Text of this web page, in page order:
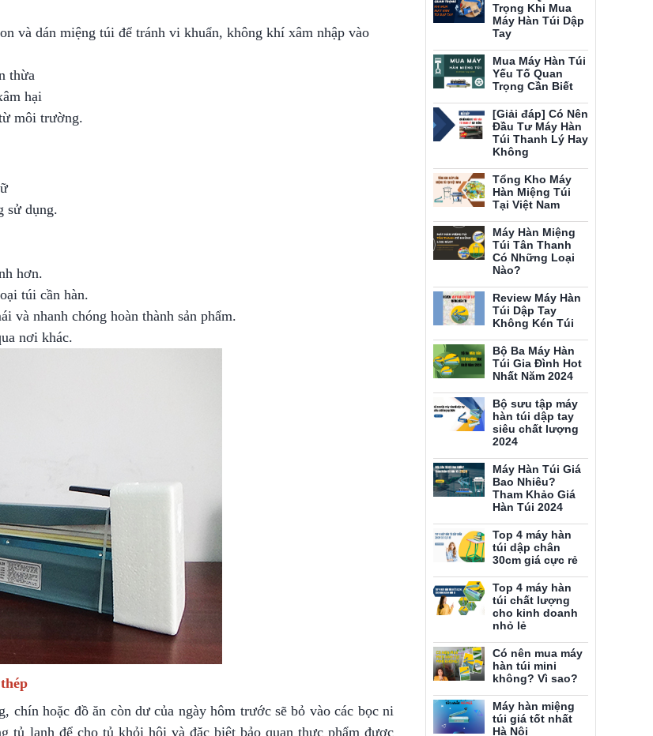
và dán miệng túi để tránh vi khuẩn, không khí xâm nhập vào
thừa
hại
môi trường.
sử dụng.
hơn.
túi cần hàn.
và nhanh chóng hoàn thành sản phẩm.
nơi khác.
chín hoặc đồ ăn còn dư của ngày hôm trước sẽ bỏ vào các bọc ni
tủ lạnh để cho tủ khỏi hôi và đặc biệt bảo quan thực phẩm được
Trọng Khi Mua
Máy Hàn Túi Dập
Tay
Mua Máy Hàn Túi
Yếu Tố Quan
Trọng Cần Biết
[Giải đáp] Có Nên
Đầu Tư Máy Hàn
Túi Thanh Lý Hay
Không
Tổng Kho Máy
Hàn Miệng Túi
Tại Việt Nam
Máy Hàn Miệng
Túi Tân Thanh
Có Những Loại
Nào?
Review Máy Hàn
Túi Dập Tay
Không Kén Túi
Bộ Ba Máy Hàn
Túi Gia Đình Hot
Nhất Năm 2024
Bộ sưu tập máy
hàn túi dập tay
siêu chất lượng
2024
Máy Hàn Túi Giá
Bao Nhiêu?
Tham Khảo Giá
Hàn Túi 2024
Top 4 máy hàn
túi dập chân
30cm giá cực rẻ
Top 4 máy hàn
túi chất lượng
cho kinh doanh
nhỏ lẻ
Có nên mua máy
hàn túi mini
không? Vì sao?
Máy hàn miệng
túi giá tốt nhất
Hà Nội